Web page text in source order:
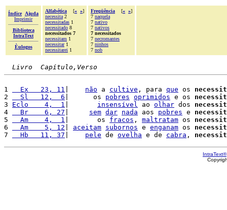
Índice
Ajuda
Imprimir
Biblioteca
IntraText
Èulogos
Alfabética [« »]
necessita 2
necessitadas 1
necessitado 8
necessitados 7
necessitam 1
necessitar1
necessitarei 1
Freqüência [« »]
7 naquela
7 nativo
7 nativos
7 necessitados
7 necromantes
7 ninhos
7 nob
Livro  Capítulo,Verso
1
  Ex   23, 11
não a cultive , para que os
2
  Sl   12,  6
|      os pobres oprimidos e os
3 Eclo    4,  1 insensível ao olhar dos
4
  Br    6, 27
sem dar nada aos pobres e
5
  Am    4,  1
|       os fracos , maltratam os
6
  Am    5, 12
aceitam subornos e enganam os
7
  Hb   11, 37
pele de ovelha e de cabra ,
IntraText®